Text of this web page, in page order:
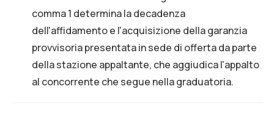
comma 1 determina la decadenza
dell'affidamento e l'acquisizione della garanzia
provvisoria presentata in sede di offerta da parte
della stazione appaltante, che aggiudica l'appalto
al concorrente che segue nella graduatoria.